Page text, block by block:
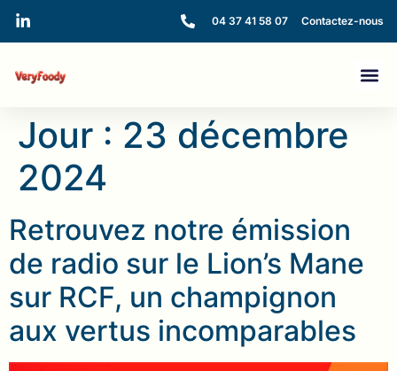
04 37 41 58 07 Contactez-nous
Jour : 23 décembre
2024
Retrouvez notre émission
de radio sur le Lion’s Mane
sur RCF, un champignon
aux vertus incomparables